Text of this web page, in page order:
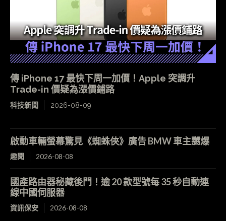
傳 iPhone 17 最快下周一加價！Apple 突調升
Trade-in 價疑為漲價鋪路
科技新聞 2026-08-09
啟動車輛螢幕驚見《蜘蛛俠》廣告 BMW 車主嬲爆
趣聞 2026-08-08
國產路由器秘藏後門！逾 20 款型號每 35 秒自動連
線中國伺服器
資訊保安 2026-08-08